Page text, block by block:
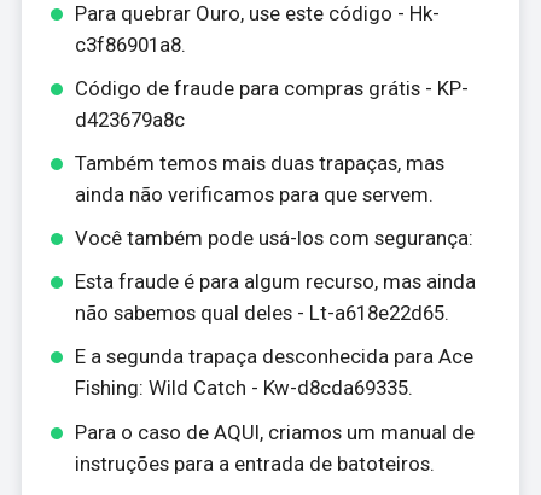
Para quebrar Ouro, use este código - Hk-
c3f86901a8.
Código de fraude para compras grátis - KP-
d423679a8c
Também temos mais duas trapaças, mas
ainda não verificamos para que servem.
Você também pode usá-los com segurança:
Esta fraude é para algum recurso, mas ainda
não sabemos qual deles - Lt-a618e22d65.
E a segunda trapaça desconhecida para Ace
Fishing: Wild Catch - Kw-d8cda69335.
Para o caso de AQUI, criamos um manual de
instruções para a entrada de batoteiros.